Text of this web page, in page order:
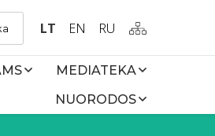
LT EN RU
MEDIATEKA
NUORODOS